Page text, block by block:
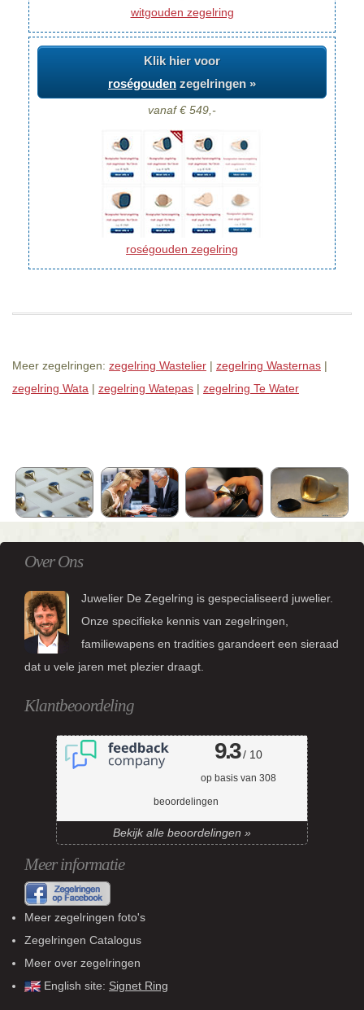
witgouden zegelring
Klik hier voor
roségouden zegelringen »
vanaf € 549,-
roségouden zegelring
Meer zegelringen: zegelring Wastelier | zegelring Wasternas |
zegelring Wata | zegelring Watepas | zegelring Te Water
Over Ons
Juwelier De Zegelring is gespecialiseerd juwelier.
Onze specifieke kennis van zegelringen,
familiewapens en tradities garandeert een sieraad
dat u vele jaren met plezier draagt.
Klantbeoordeling
9.3/ 10
op basis van 308
beoordelingen
Bekijk alle beoordelingen »
Meer informatie
Meer zegelringen foto's
Zegelringen Catalogus
Meer over zegelringen
English site: Signet Ring